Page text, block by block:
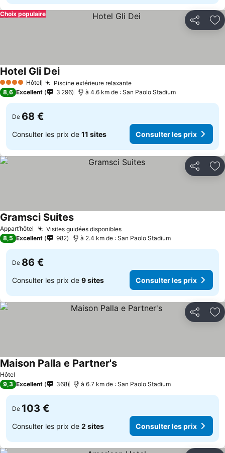
Partager
Choix populaire
4 Étoiles Hôtel Piscine extérieure relaxante
Hotel Gli Dei
8,6 Excellent 3 296 à 4.6 km de : San Paolo Stadium
De 68 €
Consulter les prix de 11 sites Consulter les prix
Partager
Appart’hôtel Visites guidées disponibles
Gramsci Suites
8,5 Excellent 982 à 2.4 km de : San Paolo Stadium
De 86 €
Consulter les prix de 9 sites Consulter les prix
Partager
Hôtel
Maison Palla e Partner's
9,3 Excellent 368 à 6.7 km de : San Paolo Stadium
De 103 €
Consulter les prix de 2 sites Consulter les prix